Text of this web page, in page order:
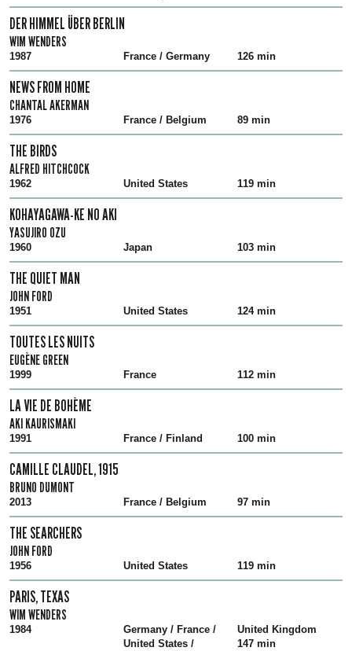
DER HIMMEL ÜBER BERLIN
WIM WENDERS
1987 France / Germany 126 min
NEWS FROM HOME
CHANTAL AKERMAN
1976 France / Belgium 89 min
THE BIRDS
ALFRED HITCHCOCK
1962 United States 119 min
KOHAYAGAWA-KE NO AKI
YASUJIRO OZU
1960 Japan 103 min
THE QUIET MAN
JOHN FORD
1951 United States 124 min
TOUTES LES NUITS
EUGÈNE GREEN
1999 France 112 min
LA VIE DE BOHÈME
AKI KAURISMAKI
1991 France / Finland 100 min
CAMILLE CLAUDEL, 1915
BRUNO DUMONT
2013 France / Belgium 97 min
THE SEARCHERS
JOHN FORD
1956 United States 119 min
PARIS, TEXAS
WIM WENDERS
1984
Germany / France /
United States /
United Kingdom
147 min